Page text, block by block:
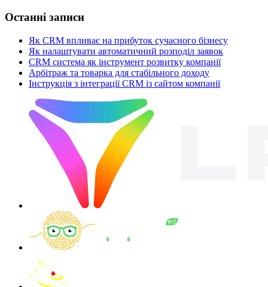
Останні записи
Як CRM впливає на прибуток сучасного бізнесу
Як налаштувати автоматичний розподіл заявок
CRM система як інструмент розвитку компанії
Арбітраж та товарка для стабільного доходу
Інструкція з інтеграції CRM із сайтом компанії